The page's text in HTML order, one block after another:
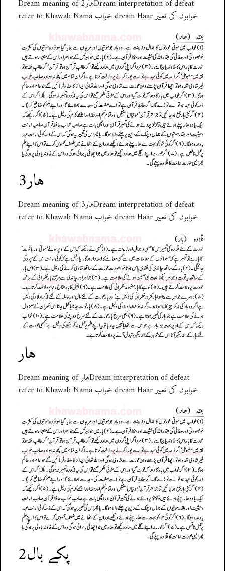
Dream meaning of ہار2Dream interpretation of defeat
refer to Khawab Nama خواب dream Haar خوابوں کی تعبیر
ہار3
Dream meaning of ہار3Dream interpretation of defeat
refer to Khawab Nama خواب dream Haar خوابوں کی تعبیر
ہار
Dream meaning of ہارDream interpretation of defeat
refer to Khawab Nama خواب dream Haar خوابوں کی تعبیر
پکے بال2